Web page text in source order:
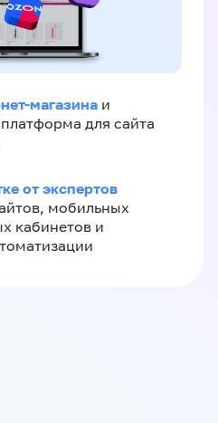
магазина и
для сайта
от экспертов
мобильных
кабинетов и